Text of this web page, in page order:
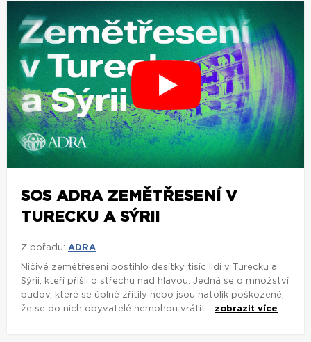
SOS ADRA ZEMĚTŘESENÍ V
TURECKU A SÝRII
Z pořadu: ADRA
Ničivé zemětřesení postihlo desítky tisíc lidí v Turecku a
Sýrii, kteří přišli o střechu nad hlavou. Jedná se o množství
budov, které se úplně zřítily nebo jsou natolik poškozené,
že se do nich obyvatelé nemohou vrátit... zobrazit více